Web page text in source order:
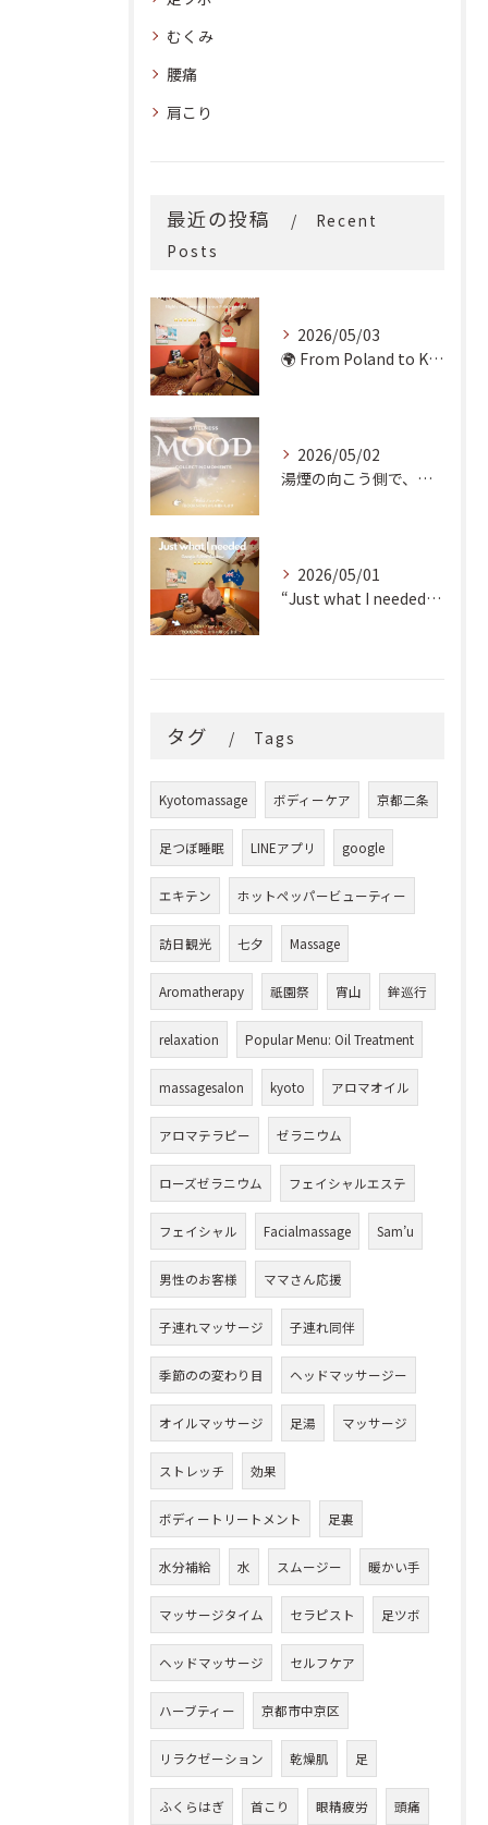
むくみ
腰痛
肩こり
最近の投稿
Recent
Posts
2026/05/03
🌍 From Poland to Kyoto! 🇵🇱✨
2026/05/02
湯煙の向こう側で、魂の輪郭を整える。
2026/05/01
“Just what I needed!” ✨
タグ Tags
Kyotomassage ボディーケア 京都二条
足つぼ睡眠 LINEアプリ google
エキテン ホットペッパービューティー
訪日観光 七夕 Massage
Aromatherapy 祇園祭 宵山 鉾巡行
relaxation Popular Menu: Oil Treatment
massagesalon kyoto アロマオイル
アロマテラピー ゼラニウム
ローズゼラニウム フェイシャルエステ
フェイシャル Facialmassage Sam’u
男性のお客様 ママさん応援
子連れマッサージ 子連れ同伴
季節のの変わり目 ヘッドマッサージー
オイルマッサージ 足湯 マッサージ
ストレッチ 効果
ボディートリートメント 足裏
水分補給 水 スムージー 暖かい手
マッサージタイム セラピスト 足ツボ
ヘッドマッサージ セルフケア
ハーブティー 京都市中京区
リラクゼーション 乾燥肌 足
ふくらはぎ 首こり 眼精疲労 頭痛